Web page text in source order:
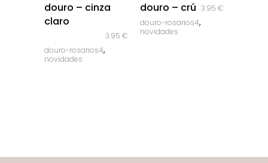
douro – cinza
claro
3.95 €
douro-rosarios4,
novidades
douro – crú 3.95 €
douro-rosarios4,
novidades